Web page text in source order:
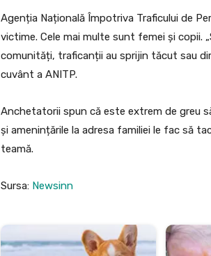
Agenția Națională Împotriva Traficului de
victime. Cele mai multe sunt femei și copii.
comunități, traficanții au sprijin tăcut sau
cuvânt a ANITP.
Anchetatorii spun că este extrem de greu
și amenințările la adresa familiei le fac să
teamă.
Sursa: Newsinn